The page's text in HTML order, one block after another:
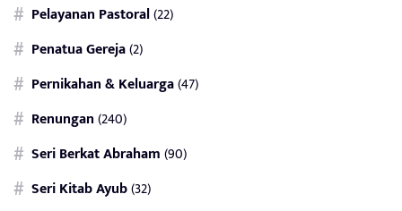
Pelayanan Pastoral(22)
Penatua Gereja(2)
Pernikahan & Keluarga(47)
Renungan(240)
Seri Berkat Abraham(90)
Seri Kitab Ayub(32)